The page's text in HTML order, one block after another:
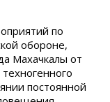
по
обороне,
Махачкалы от
постоянной